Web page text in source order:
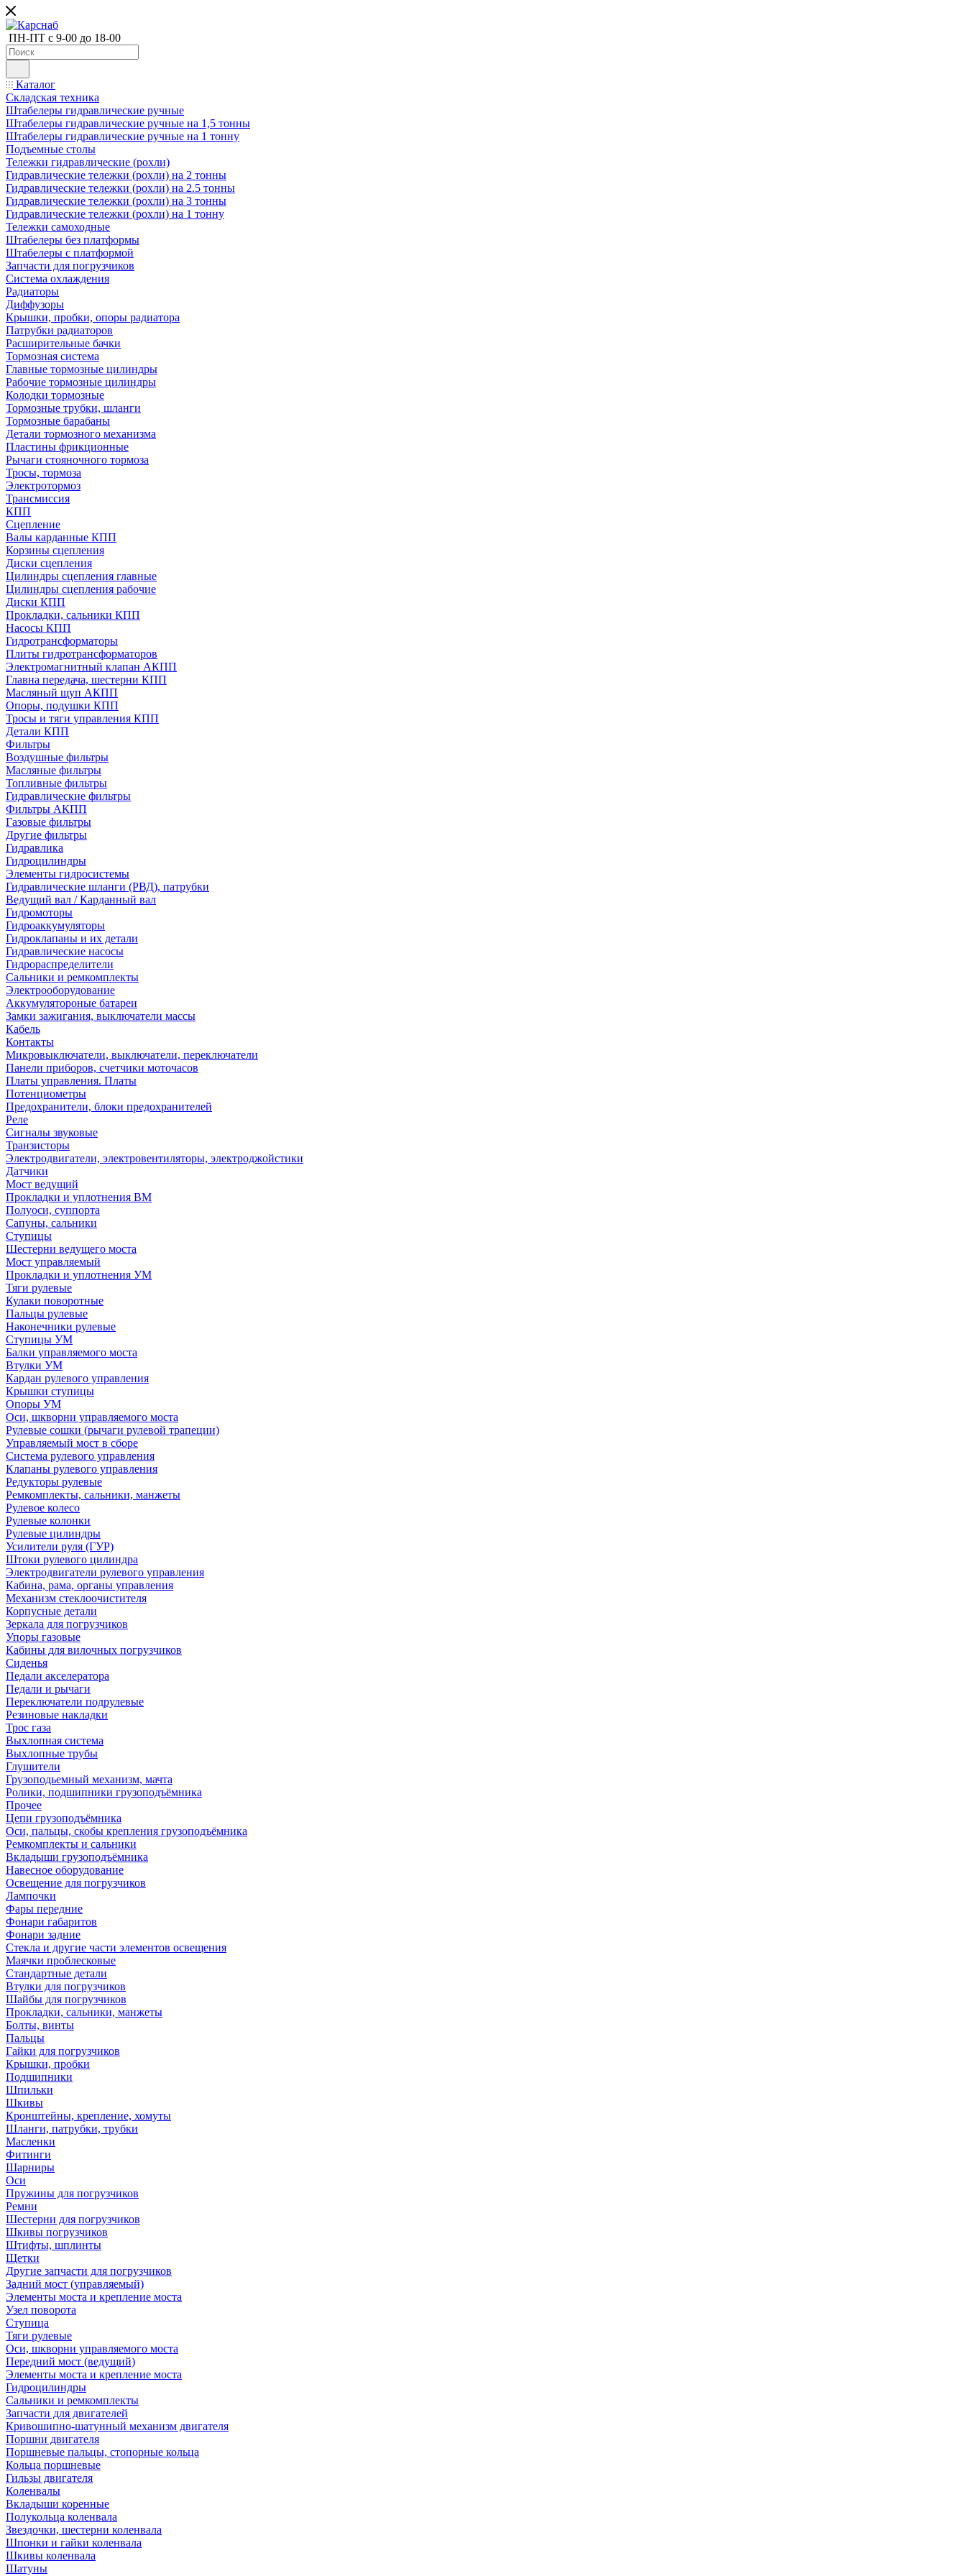
ПН-ПТ с 9-00 до 18-00
Каталог
Складская техника
Штабелеры гидравлические ручные
Штабелеры гидравлические ручные на 1,5 тонны
Штабелеры гидравлические ручные на 1 тонну
Подъемные столы
Тележки гидравлические (рохли)
Гидравлические тележки (рохли) на 2 тонны
Гидравлические тележки (рохли) на 2.5 тонны
Гидравлические тележки (рохли) на 3 тонны
Гидравлические тележки (рохли) на 1 тонну
Тележки самоходные
Штабелеры без платформы
Штабелеры с платформой
Запчасти для погрузчиков
Система охлаждения
Радиаторы
Диффузоры
Крышки, пробки, опоры радиатора
Патрубки радиаторов
Расширительные бачки
Тормозная система
Главные тормозные цилиндры
Рабочие тормозные цилиндры
Колодки тормозные
Тормозные трубки, шланги
Тормозные барабаны
Детали тормозного механизма
Пластины фрикционные
Рычаги стояночного тормоза
Тросы, тормоза
Электротормоз
Трансмиссия
КПП
Сцепление
Валы карданные КПП
Корзины сцепления
Диски сцепления
Цилиндры сцепления главные
Цилиндры сцепления рабочие
Диски КПП
Прокладки, сальники КПП
Насосы КПП
Гидротрансформаторы
Плиты гидротрансформаторов
Электромагнитный клапан АКПП
Главна передача, шестерни КПП
Масляный щуп АКПП
Опоры, подушки КПП
Тросы и тяги управления КПП
Детали КПП
Фильтры
Воздушные фильтры
Масляные фильтры
Топливные фильтры
Гидравлические фильтры
Фильтры АКПП
Газовые фильтры
Другие фильтры
Гидравлика
Гидроцилиндры
Элементы гидросистемы
Гидравлические шланги (РВД), патрубки
Ведущий вал / Карданный вал
Гидромоторы
Гидроаккумуляторы
Гидроклапаны и их детали
Гидравлические насосы
Гидрораспределители
Сальники и ремкомплекты
Электрооборудование
Аккумулятороные батареи
Замки зажигания, выключатели массы
Кабель
Контакты
Микровыключатели, выключатели, переключатели
Панели приборов, счетчики моточасов
Платы управления. Платы
Потенциометры
Предохранители, блоки предохранителей
Реле
Сигналы звуковые
Транзисторы
Электродвигатели, электровентиляторы, электроджойстики
Датчики
Мост ведущий
Прокладки и уплотнения ВМ
Полуоси, суппорта
Сапуны, сальники
Ступицы
Шестерни ведущего моста
Мост управляемый
Прокладки и уплотнения УМ
Тяги рулевые
Кулаки поворотные
Пальцы рулевые
Наконечники рулевые
Ступицы УМ
Балки управляемого моста
Втулки УМ
Кардан рулевого управления
Крышки ступицы
Опоры УМ
Оси, шкворни управляемого моста
Рулевые сошки (рычаги рулевой трапеции)
Управляемый мост в сборе
Система рулевого управления
Клапаны рулевого управления
Редукторы рулевые
Ремкомплекты, сальники, манжеты
Рулевое колесо
Рулевые колонки
Рулевые цилиндры
Усилители руля (ГУР)
Штоки рулевого цилиндра
Электродвигатели рулевого управления
Кабина, рама, органы управления
Механизм стеклоочистителя
Корпусные детали
Зеркала для погрузчиков
Упоры газовые
Кабины для вилочных погрузчиков
Сиденья
Педали акселератора
Педали и рычаги
Переключатели подрулевые
Резиновые накладки
Трос газа
Выхлопная система
Выхлопные трубы
Глушители
Грузоподьемный механизм, мачта
Ролики, подшипники грузоподъёмника
Прочее
Цепи грузоподъёмника
Оси, пальцы, скобы крепления грузоподъёмника
Ремкомплекты и сальники
Вкладыши грузоподъёмника
Навесное оборудование
Освещение для погрузчиков
Лампочки
Фары передние
Фонари габаритов
Фонари задние
Стекла и другие части элементов освещения
Маячки проблесковые
Стандартные детали
Втулки для погрузчиков
Шайбы для погрузчиков
Прокладки, сальники, манжеты
Болты, винты
Пальцы
Гайки для погрузчиков
Крышки, пробки
Подшипники
Шпильки
Шкивы
Кронштейны, крепление, хомуты
Шланги, патрубки, трубки
Масленки
Фитинги
Шарниры
Оси
Пружины для погрузчиков
Ремни
Шестерни для погрузчиков
Шкивы погрузчиков
Штифты, шплинты
Щетки
Другие запчасти для погрузчиков
Задний мост (управляемый)
Элементы моста и крепление моста
Узел поворота
Ступица
Тяги рулевые
Оси, шкворни управляемого моста
Передний мост (ведущий)
Элементы моста и крепление моста
Гидроцилиндры
Сальники и ремкомплекты
Запчасти для двигателей
Кривошипно-шатунный механизм двигателя
Поршни двигателя
Поршневые пальцы, стопорные кольца
Кольца поршневые
Гильзы двигателя
Коленвалы
Вкладыши коренные
Полукольца коленвала
Звездочки, шестерни коленвала
Шпонки и гайки коленвала
Шкивы коленвала
Шатуны